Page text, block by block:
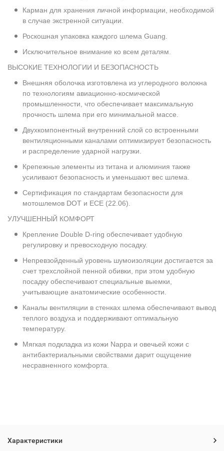
Карман для хранения личной информации, необходимой
в случае экстренной ситуации.
Роскошная упаковка каждого шлема Guang.
Исключительное внимание ко всем деталям.
ВЫСОКИЕ ТЕХНОЛОГИИ И БЕЗОПАСНОСТЬ
Внешняя оболочка изготовлена из углеродного волокна
по технологиям авиационно-космической
промышленности, что обеспечивает максимальную
прочность шлема при его минимальной массе.
Двухкомпонентный внутренний слой со встроенными
вентиляционными каналами оптимизирует безопасность
и распределение ударной нагрузки.
Крепежные элементы из титана и алюминия также
усиливают безопасность и уменьшают вес шлема.
Сертификация по стандартам безопасности для
мотошлемов DOT и ECE (22.06).
УЛУЧШЕННЫЙ КОМФОРТ
Крепление Double D-ring обеспечивает удобную
регулировку и превосходную посадку.
Непревзойденный уровень шумоизоляции достигается за
счет трехслойной пенной обивки, при этом удобную
посадку обеспечивают специальные выемки,
учитывающие анатомические особенности.
Каналы вентиляции в стенках шлема обеспечивают вывод
теплого воздуха и поддерживают оптимальную
температуру.
Мягкая подкладка из кожи Nappa и овечьей кожи с
антибактериальными свойствами дарит ощущение
несравненного комфорта.
Характеристики